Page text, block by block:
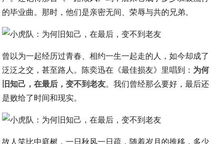
的毕业曲。那时，他们是亲密无间、荣辱与共的兄弟。
曾以为一起经历过青春、相约一生一起走的人，如今却成了
泛泛之交，甚至路人。陈奕迅在《最佳损友》里唱到： 为何
旧知己，在最后，变不到老友。我们曾经那么要好，最后还
是败给了时间和现实。
故人笑比中庭树，一日秋风一日疏，随着岁月的推移，多少